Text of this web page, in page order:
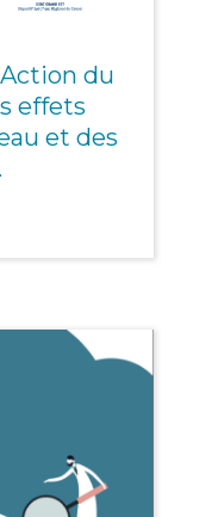
du
effets
et des